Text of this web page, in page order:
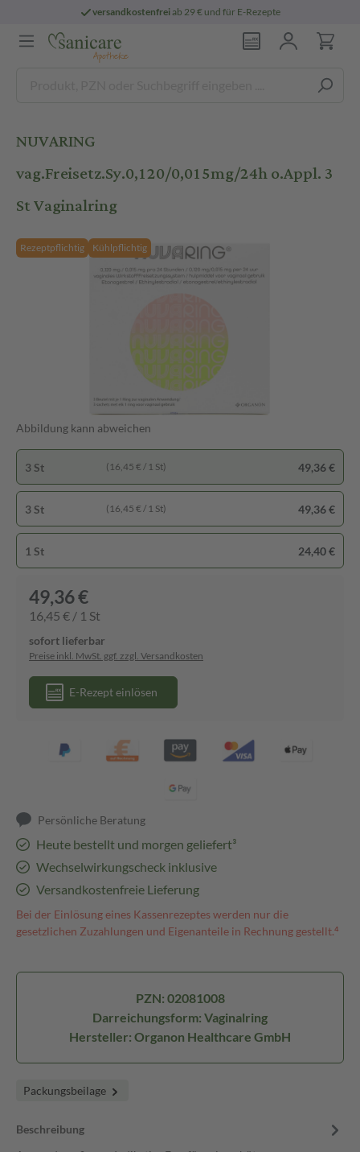
versandkostenfreiab 29 € und für E-Rezepte
NUVARING
vag.Freisetz.Sy.0,120/0,015mg/24h o.Appl. 3
St Vaginalring
Rezeptpflichtig Kühlpflichtig
Abbildung kann abweichen
3 St (16,45 € / 1 St) 49,36 €
3 St (16,45 € / 1 St) 49,36 €
1 St 24,40 €
49,36 €
16,45 € / 1 St
sofort lieferbar
Preise inkl. MwSt. ggf. zzgl. Versandkosten
E-Rezept einlösen
Persönliche Beratung
Heute bestellt und morgen geliefert³
Wechselwirkungscheck inklusive
Versandkostenfreie Lieferung
Bei der Einlösung eines Kassenrezeptes werden nur die
gesetzlichen Zuzahlungen und Eigenanteile in Rechnung gestellt.⁴
PZN: 02081008
Darreichungsform: Vaginalring
Hersteller: Organon Healthcare GmbH
Packungsbeilage
Beschreibung